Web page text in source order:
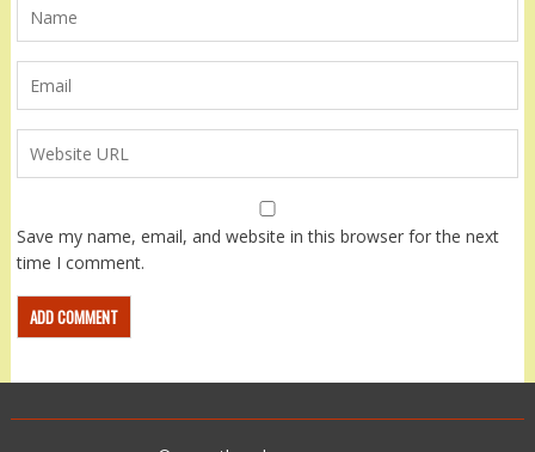
Save my name, email, and website in this browser for the next
time I comment.